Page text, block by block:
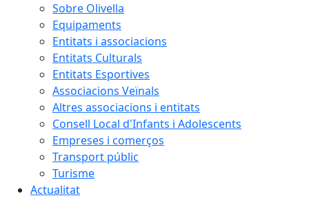
Sobre Olivella
Equipaments
Entitats i associacions
Entitats Culturals
Entitats Esportives
Associacions Veïnals
Altres associacions i entitats
Consell Local d'Infants i Adolescents
Empreses i comerços
Transport públic
Turisme
Actualitat